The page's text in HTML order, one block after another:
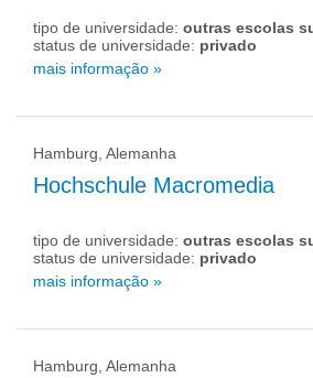
tipo de universidade: outras escolas
status de universidade: privado
mais informação »
Hamburg, Alemanha
Hochschule Macromedia
tipo de universidade: outras escolas
status de universidade: privado
mais informação »
Hamburg, Alemanha